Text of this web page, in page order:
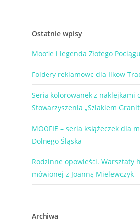
Ostatnie wpisy
Moofie i legenda Złotego Pociągu
Foldery reklamowe dla Ilkow
Seria kolorowanek z naklejkami
Stowarzyszenia „Szlakiem
MOOFIE – seria książeczek dla
Dolnego Śląska
Rodzinne opowieści. Warsztaty
mówionej z Joanną Mielewczyk
Archiwa